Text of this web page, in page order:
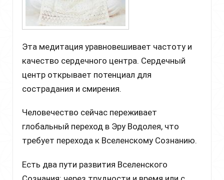
Эта медитация уравновешивает частоту и
качество сердечного центра. Сердечный
центр открывает потенциал для
сострадания и смирения.
Человечество сейчас переживает
глобальный переход в Эру Водолея, что
требует перехода к Вселенскому Сознанию.
Есть два пути развития Вселенского